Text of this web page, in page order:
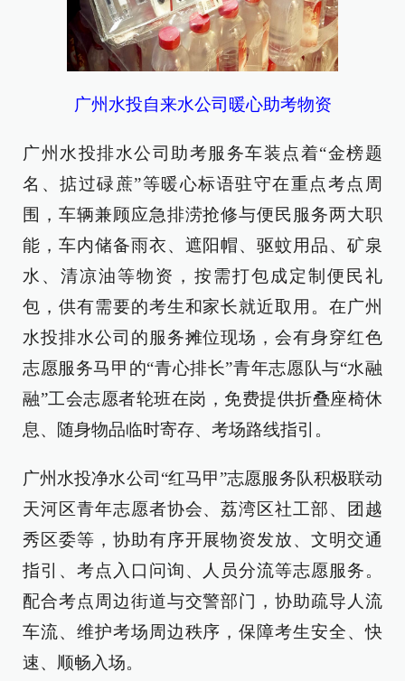
广州水投自来水公司暖心助考物资
广州水投排水公司助考服务车装点着“金榜题
名、掂过碌蔗”等暖心标语驻守在重点考点周
围，车辆兼顾应急排涝抢修与便民服务两大职
能，车内储备雨衣、遮阳帽、驱蚊用品、矿泉
水、清凉油等物资，按需打包成定制便民礼
包，供有需要的考生和家长就近取用。在广州
水投排水公司的服务摊位现场，会有身穿红色
志愿服务马甲的“青心排长”青年志愿队与“水融
融”工会志愿者轮班在岗，免费提供折叠座椅休
息、随身物品临时寄存、考场路线指引。
广州水投净水公司“红马甲”志愿服务队积极联动
天河区青年志愿者协会、荔湾区社工部、团越
秀区委等，协助有序开展物资发放、文明交通
指引、考点入口问询、人员分流等志愿服务。
配合考点周边街道与交警部门，协助疏导人流
车流、维护考场周边秩序，保障考生安全、快
速、顺畅入场。